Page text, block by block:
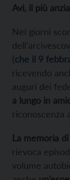
Avi, il più
Nei giorni
(che il 9
ricevendo
auguri dei
a lungo in
riconoscenza
La memoria
rievoca
volume